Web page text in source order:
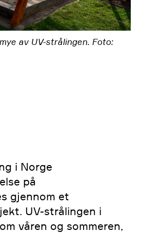
av UV-strålingen. Foto:
i Norge
på
gjennom et
UV-strålingen i
våren og sommeren,